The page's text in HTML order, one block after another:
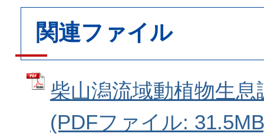
関連ファイル
柴山潟流域動植物生息
(PDFファイル: